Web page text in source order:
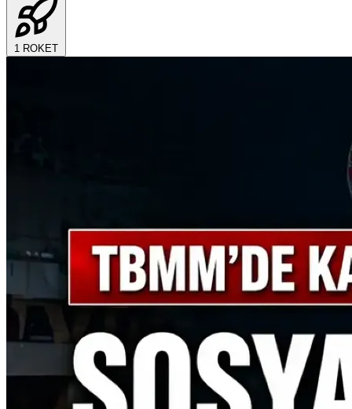
1 ROKET